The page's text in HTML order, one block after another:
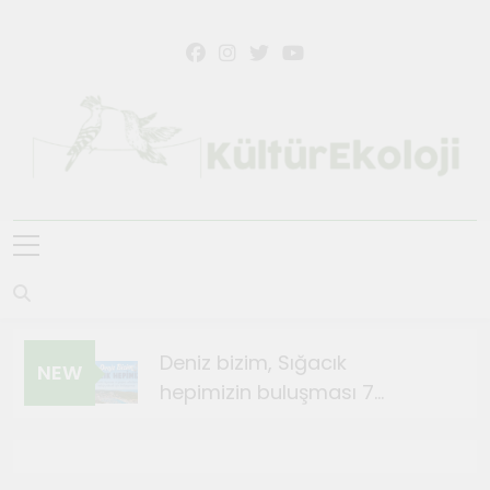
NEW
Deniz bizim, Sığacık
hepimizin buluşması 7